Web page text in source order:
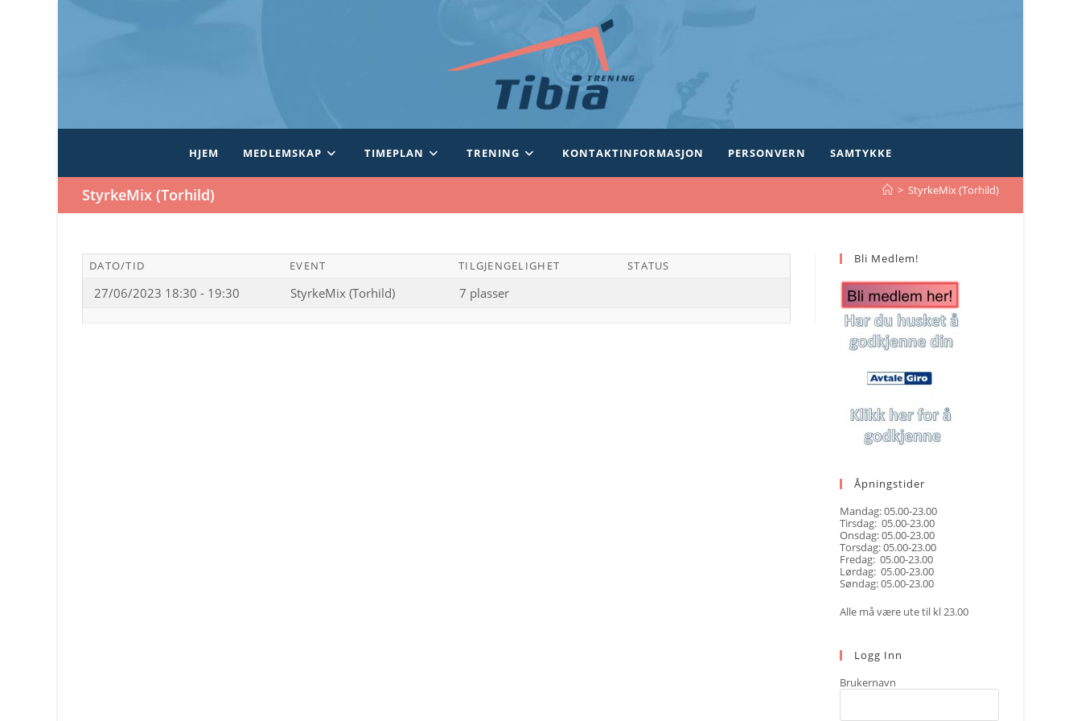
HJEM MEDLEMSKAP TIMEPLAN TRENING KONTAKTINFORMASJON PERSONVERN SAMTYKKE
StyrkeMix (Torhild) > StyrkeMix (Torhild)
DATO/TID EVENT TILGJENGELIGHET STATUS
27/06/2023 18:30 - 19:30 StyrkeMix (Torhild) 7 plasser
Bli Medlem!
Åpningstider
Mandag: 05.00-23.00
Tirsdag: 05.00-23.00
Onsdag: 05.00-23.00
Torsdag: 05.00-23.00
Fredag: 05.00-23.00
Lørdag: 05.00-23.00
Søndag: 05.00-23.00
Alle må være ute til kl 23.00
Logg Inn
Brukernavn